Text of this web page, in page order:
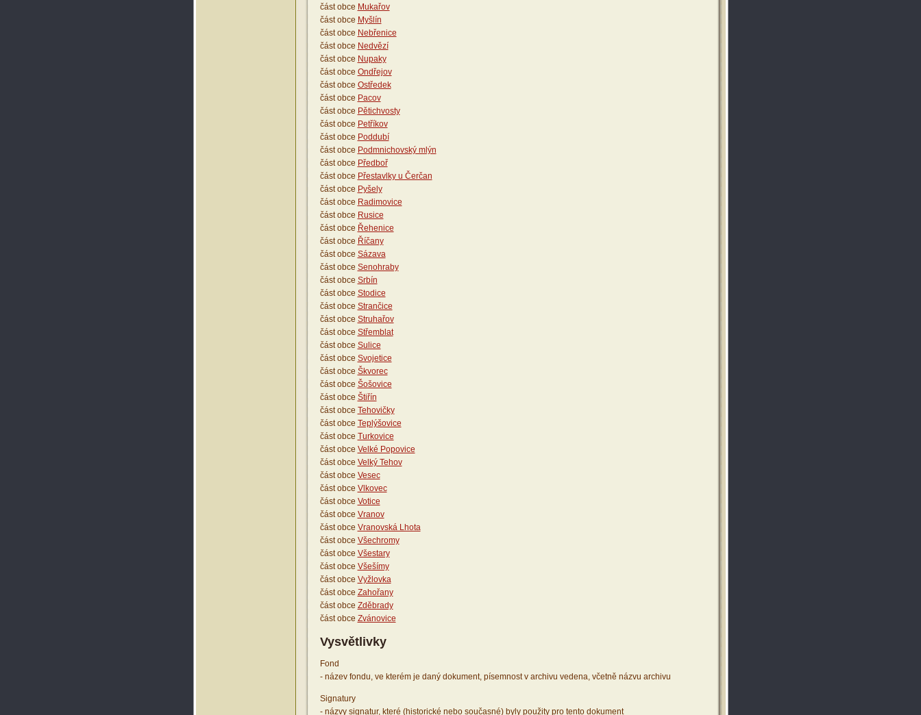
část obce Mukařov
část obce Myšlín
část obce Nebřenice
část obce Nedvězí
část obce Nupaky
část obce Ondřejov
část obce Ostředek
část obce Pacov
část obce Pětichvosty
část obce Petříkov
část obce Poddubí
část obce Podmnichovský mlýn
část obce Předboř
část obce Přestavlky u Čerčan
část obce Pyšely
část obce Radimovice
část obce Rusice
část obce Řehenice
část obce Říčany
část obce Sázava
část obce Senohraby
část obce Srbín
část obce Stodice
část obce Strančice
část obce Struhařov
část obce Střemblat
část obce Sulice
část obce Svojetice
část obce Škvorec
část obce Šošovice
část obce Štiřín
část obce Tehovičky
část obce Teplýšovice
část obce Turkovice
část obce Velké Popovice
část obce Velký Tehov
část obce Vesec
část obce Vlkovec
část obce Votice
část obce Vranov
část obce Vranovská Lhota
část obce Všechromy
část obce Všestary
část obce Všešímy
část obce Vyžlovka
část obce Zahořany
část obce Zděbrady
část obce Zvánovice
Vysvětlivky
Fond
- název fondu, ve kterém je daný dokument, písemnost v archivu vedena, včetně názvu archivu
Signatury
- názvy signatur, které (historické nebo současné) byly použity pro tento dokument